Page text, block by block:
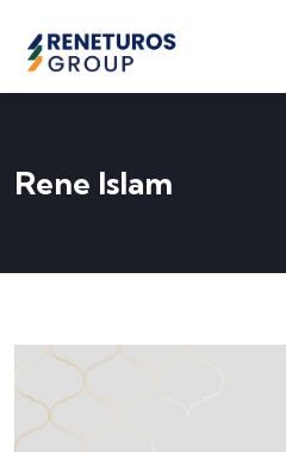
Rene Islam